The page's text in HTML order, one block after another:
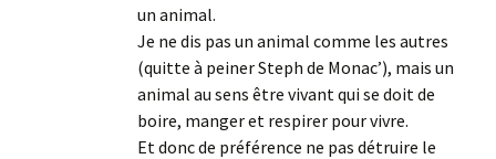
un animal.
Je ne dis pas un animal comme les autres
(quitte à peiner Steph de Monac’), mais un
animal au sens être vivant qui se doit de
boire, manger et respirer pour vivre.
Et donc de préférence ne pas détruire le